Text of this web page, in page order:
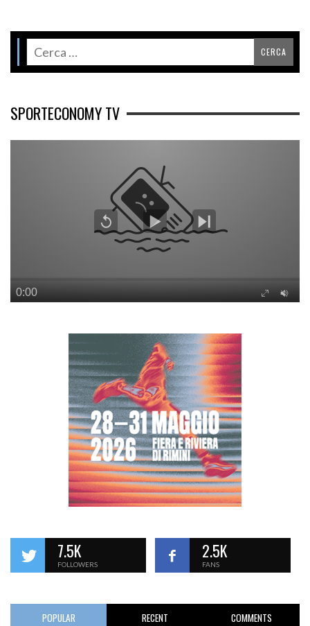
SPORTECONOMY TV
7.5K
FOLLOWERS
2.5K
FANS
POPULAR RECENT COMMENTS